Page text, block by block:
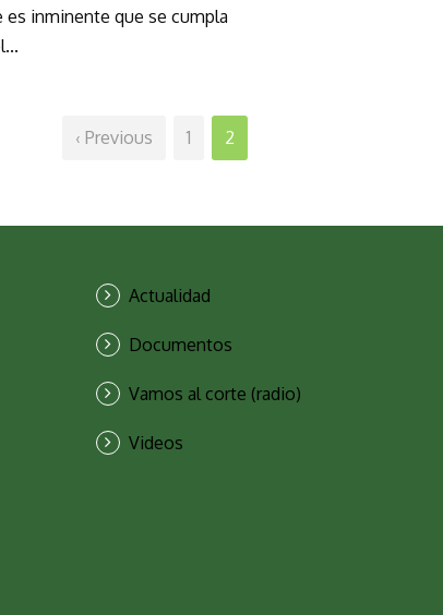
es inminente que se cumpla
‹ Previous 1 2
Actualidad
Documentos
Vamos al corte (radio)
Videos